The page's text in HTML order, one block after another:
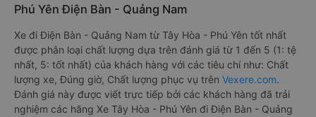
Phú Yên Điện Bàn - Quảng Nam
Xe đi Điện Bàn - Quảng Nam từ Tây Hòa - Phú Yên tốt nhất
được phân loại chất lượng dựa trên đánh giá từ 1 đến 5 (1: tệ
nhất, 5: tốt nhất) của khách hàng với các tiêu chí như: Chất
lượng xe, Đúng giờ, Chất lượng phục vụ trên Vexere.com.
Đánh giá này được viết trực tiếp bởi các khách hàng đã trải
nghiệm các hãng Xe Tây Hòa - Phú Yên đi Điện Bàn - Quảng